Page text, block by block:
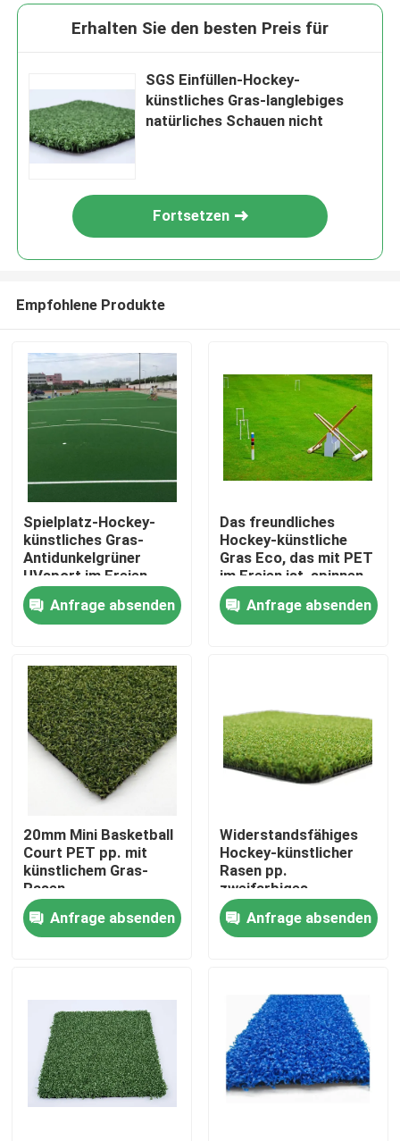
Heim
Produkte
Videos
Über uns
Fabrik-Tour
Qualitätskontrolle
Nachrichten
Fälle
Erhalten Sie den besten Preis für
SGS Einfüllen-Hockey-
künstliches Gras-langlebiges
natürliches Schauen nicht
Fortsetzen
Empfohlene Produkte
Spielplatz-Hockey-
künstliches Gras-
Antidunkelgrüner
UVsport im Freien
Anfrage absenden
Das freundliches
Hockey-künstliche
Gras Eco, das mit PET
im Freien ist, spinnen
Feld-Grün
Anfrage absenden
20mm Mini Basketball
Court PET pp. mit
künstlichem Gras-
Rasen
Anfrage absenden
Widerstandsfähiges
Hockey-künstlicher
Rasen pp.
zweifarbiges
umweltfreundliches
15mmAnfrage absenden